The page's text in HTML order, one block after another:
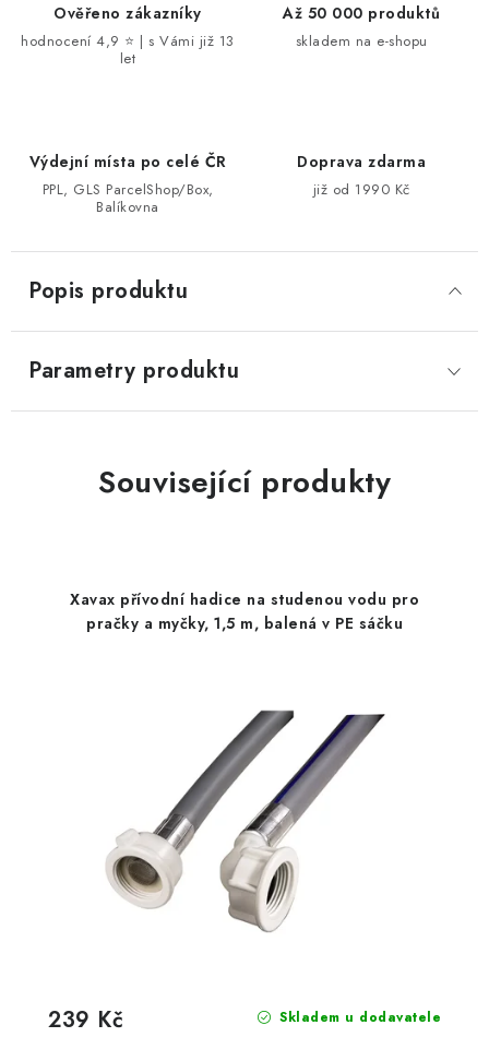
Ověřeno zákazníky
hodnocení 4,9 ⭐ | s Vámi již 13
let
Až 50 000 produktů
skladem na e-shopu
Výdejní místa po celé ČR
PPL, GLS ParcelShop/Box,
Balíkovna
Doprava zdarma
již od 1990 Kč
Popis produktu
Parametry produktu
Související produkty
Xavax přívodní hadice na studenou vodu pro
pračky a myčky, 1,5 m, balená v PE sáčku
Skladem u dodavatele
239 Kč